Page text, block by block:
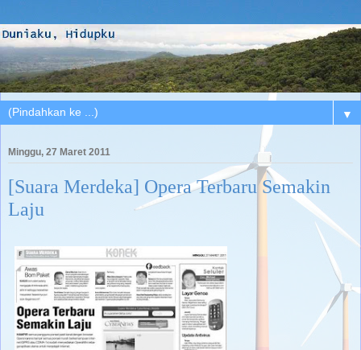
▼
Minggu, 27 Maret 2011
[Suara Merdeka] Opera Terbaru Semakin
Laju